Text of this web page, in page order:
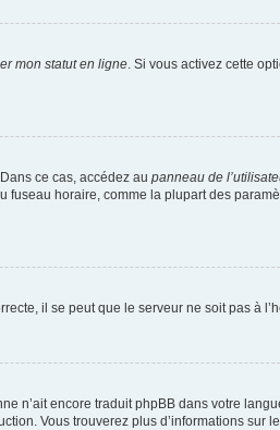
mon statut en ligne . Si vous activez cette
ce cas, accédez au panneau de
horaire, comme la plupart des
il se peut que le serveur ne soit pas à
n’ait encore traduit phpBB dans votre
Vous trouverez plus d’informations sur